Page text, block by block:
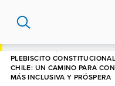
contenido
principal
PLEBISCITO
CHILE: UN CAMINO PARA
MÁS INCLUSIVA Y PRÓSPERA